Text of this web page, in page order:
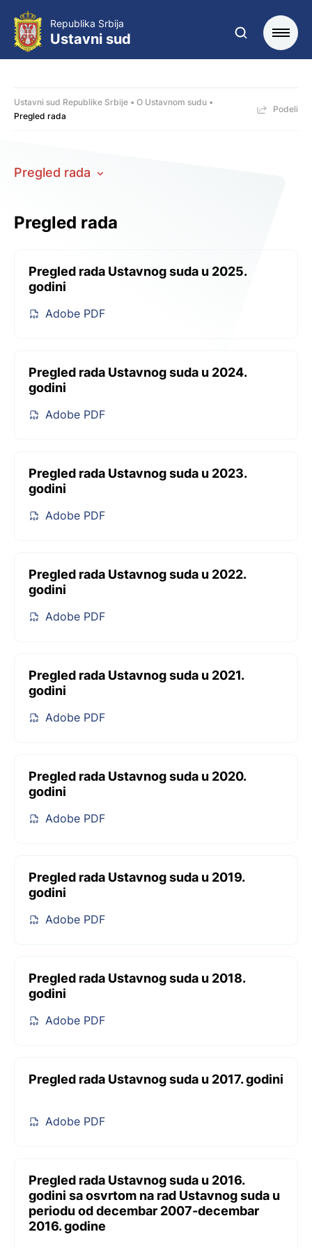
Republika Srbija
Ustavni sud
Pregled rada
Pregled rada Ustavnog suda u 2025.
godini
Adobe PDF
Pregled rada Ustavnog suda u 2024.
godini
Adobe PDF
Pregled rada Ustavnog suda u 2023.
godini
Adobe PDF
Pregled rada Ustavnog suda u 2022.
godini
Adobe PDF
Pregled rada Ustavnog suda u 2021.
godini
Adobe PDF
Pregled rada Ustavnog suda u 2020.
godini
Adobe PDF
Pregled rada Ustavnog suda u 2019.
godini
Adobe PDF
Pregled rada Ustavnog suda u 2018.
godini
Adobe PDF
Pregled rada Ustavnog suda u 2017. godini
Adobe PDF
Pregled rada Ustavnog suda u 2016.
godini sa osvrtom na rad Ustavnog suda u
periodu od decembar 2007-decembar
2016. godine
Pregled rada
Ustavni sud Republike Srbije
O Ustavnom sudu
Pregled rada
Podeli